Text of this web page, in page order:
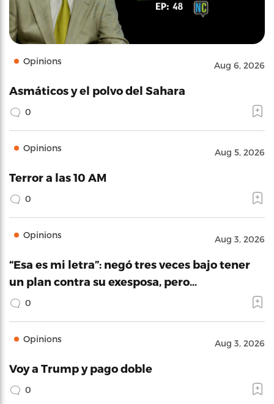
Opinions Aug 6, 2026
Asmáticos y el polvo del Sahara
0
Opinions Aug 5, 2026
Terror a las 10 AM
0
Opinions Aug 3, 2026
“Esa es mi letra”: negó tres veces bajo tener
un plan contra su exesposa, pero…
0
Opinions Aug 3, 2026
Voy a Trump y pago doble
0